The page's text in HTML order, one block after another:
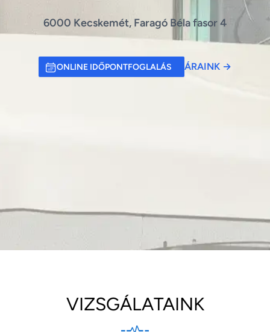
6000 Kecskemét, Faragó Béla fasor 4
ONLINE IDŐPONTFOGLALÁS ÁRAINK →
VIZSGÁLATAINK